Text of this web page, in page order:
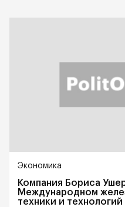
Экономика
Компания Бориса
Международном
техники и